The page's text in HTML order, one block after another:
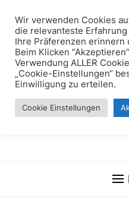
Wir verwenden Cookies
die relevanteste
Ihre Präferenzen erinnern
Beim Klicken
Verwendung ALLER
„Cookie-Einstellungen“
Einwilligung zu erteilen.
Cookie Einstellungen